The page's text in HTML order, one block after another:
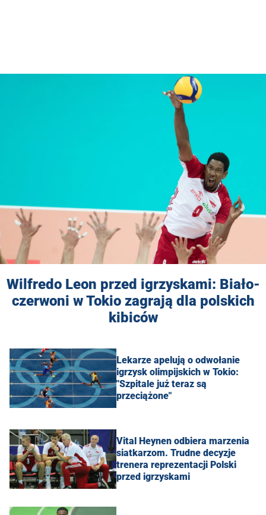
Wilfredo Leon przed igrzyskami: Biało-
czerwoni w Tokio zagrają dla polskich
kibiców
Lekarze apelują o odwołanie
igrzysk olimpijskich w Tokio:
"Szpitale już teraz są
przeciążone"
Vital Heynen odbiera marzenia
siatkarzom. Trudne decyzje
trenera reprezentacji Polski
przed igrzyskami